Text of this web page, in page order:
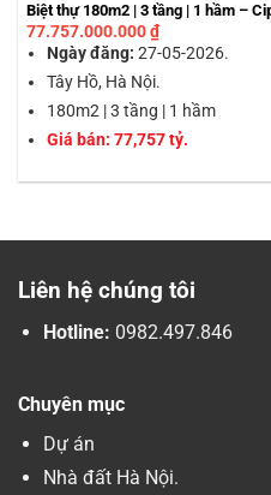
Biệt thự 180m2 | 3 tầng | 1 hầm –
77.757.000.000₫
Ngày đăng: 27-05-2026.
Tây Hồ, Hà Nội.
180m2 | 3 tầng | 1 hầm
Giá bán: 77,757 tỷ.
Liên hệ chúng tôi
Hotline: 0982.497.846
Chuyên mục
Dự án
Nhà đất Hà Nội.